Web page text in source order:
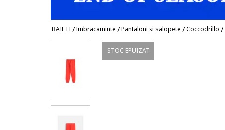
BAIETI/Imbracaminte /Pantaloni si salopete /Coccodrillo /
STOC EPUIZAT